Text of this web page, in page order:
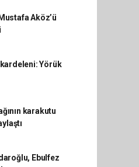
Aköz’ü
Yörük
karakutu
Ebulfez